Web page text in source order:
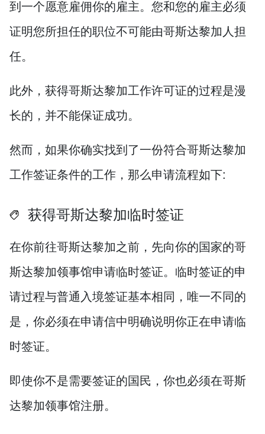
到一个愿意雇佣你的雇主。您和您的雇主必须
证明您所担任的职位不可能由哥斯达黎加人担
任。
此外，获得哥斯达黎加工作许可证的过程是漫
长的，并不能保证成功。
然而，如果你确实找到了一份符合哥斯达黎加
工作签证条件的工作，那么申请流程如下:
获得哥斯达黎加临时签证
在你前往哥斯达黎加之前，先向你的国家的哥
斯达黎加领事馆申请临时签证。临时签证的申
请过程与普通入境签证基本相同，唯一不同的
是，你必须在申请信中明确说明你正在申请临
时签证。
即使你不是需要签证的国民，你也必须在哥斯
达黎加领事馆注册。